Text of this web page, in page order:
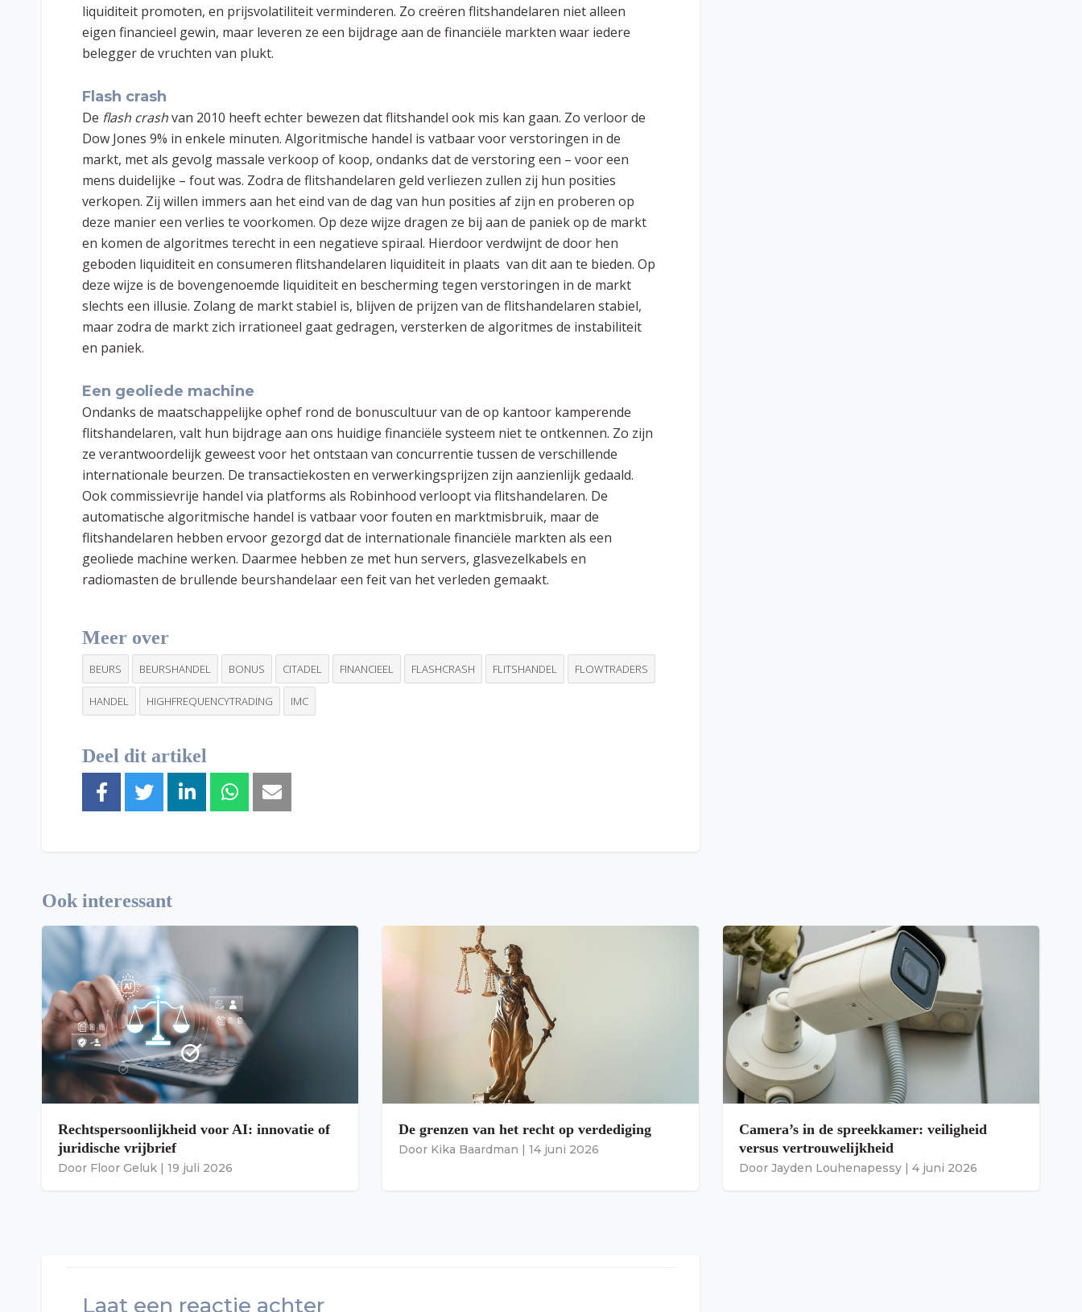
liquiditeit promoten, en prijsvolatiliteit verminderen. Zo creëren flitshandelaren niet alleen
eigen financieel gewin, maar leveren ze een bijdrage aan de financiële markten waar iedere
belegger de vruchten van plukt.
Flash crash
De flash crashvan 2010 heeft echter bewezen dat flitshandel ook mis kan gaan. Zo verloor de
Dow Jones 9% in enkele minuten. Algoritmische handel is vatbaar voor verstoringen in de
markt, met als gevolg massale verkoop of koop, ondanks dat de verstoring een – voor een
mens duidelijke – fout was. Zodra de flitshandelaren geld verliezen zullen zij hun posities
verkopen. Zij willen immers aan het eind van de dag van hun posities af zijn en proberen op
deze manier een verlies te voorkomen. Op deze wijze dragen ze bij aan de paniek op de markt
en komen de algoritmes terecht in een negatieve spiraal. Hierdoor verdwijnt de door hen
geboden liquiditeit en consumeren flitshandelaren liquiditeit in plaats van dit aan te bieden. Op
deze wijze is de bovengenoemde liquiditeit en bescherming tegen verstoringen in de markt
slechts een illusie. Zolang de markt stabiel is, blijven de prijzen van de flitshandelaren stabiel,
maar zodra de markt zich irrationeel gaat gedragen, versterken de algoritmes de instabiliteit
en paniek.
Een geoliede machine
Ondanks de maatschappelijke ophef rond de bonuscultuur van de op kantoor kamperende
flitshandelaren, valt hun bijdrage aan ons huidige financiële systeem niet te ontkennen. Zo zijn
ze verantwoordelijk geweest voor het ontstaan van concurrentie tussen de verschillende
internationale beurzen. De transactiekosten en verwerkingsprijzen zijn aanzienlijk gedaald.
Ook commissievrije handel via platforms als Robinhood verloopt via flitshandelaren. De
automatische algoritmische handel is vatbaar voor fouten en marktmisbruik, maar de
flitshandelaren hebben ervoor gezorgd dat de internationale financiële markten als een
geoliede machine werken. Daarmee hebben ze met hun servers, glasvezelkabels en
radiomasten de brullende beurshandelaar een feit van het verleden gemaakt.
Meer over
BEURS BEURSHANDEL BONUS CITADEL FINANCIEEL FLASHCRASH FLITSHANDEL FLOWTRADERS
HANDEL HIGHFREQUENCYTRADING IMC
Deel dit artikel
Ook interessant
Rechtspersoonlijkheid voor AI: innovatie of
juridische vrijbrief
Door Floor Geluk | 19 juli 2026
De grenzen van het recht op verdediging
Door Kika Baardman | 14 juni 2026
Camera’s in de spreekkamer: veiligheid
versus vertrouwelijkheid
Door Jayden Louhenapessy | 4 juni 2026
Laat een reactie achter